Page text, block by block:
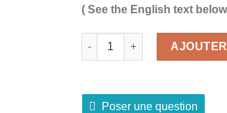
( See the English text
quantité de Gel Douche Berry
Poser une question